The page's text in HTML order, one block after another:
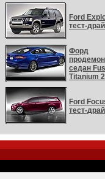
Ford
тест-
Форд
седан
Titanium
Ford
тест-